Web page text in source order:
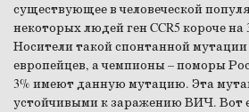
существующее в человеческой
некоторых людей ген CCR5 короче на
Носители такой спонтанной мутации
европейцев, а чемпионы – поморы
3% имеют данную мутацию. Эта
устойчивыми к заражению ВИЧ. Вот